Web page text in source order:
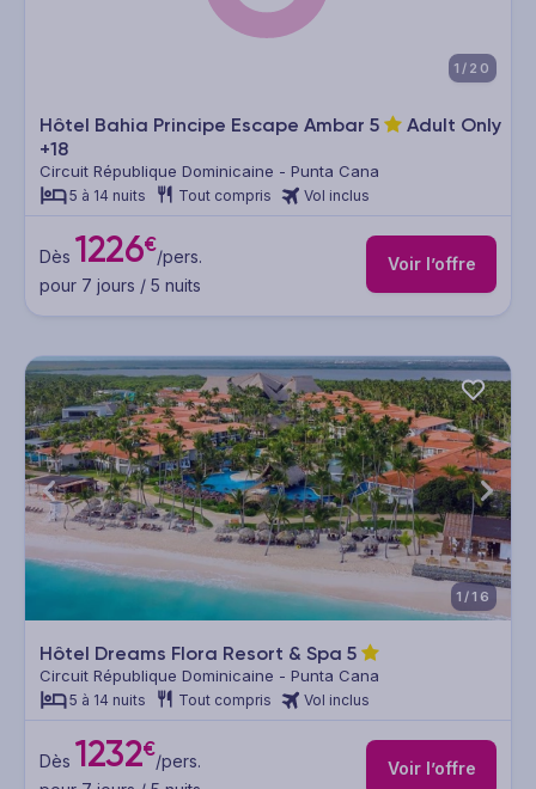
1/20
Hôtel Bahia Principe Escape Ambar 5
Adult Only
+18
Circuit République Dominicaine - Punta Cana
5 à 14 nuits Tout compris Vol inclus
Dès 1226€/pers.
pour 7 jours / 5 nuits
Voir l’offre
1/16
Hôtel Dreams Flora Resort & Spa 5
Circuit République Dominicaine - Punta Cana
5 à 14 nuits Tout compris Vol inclus
Dès 1232€/pers.
Voir l’offre